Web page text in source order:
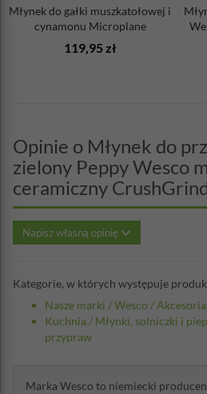
Młynek do gałki muszkatołowej i
cynamonu Microplane
119,95 zł
Opinie o Młynek do
zielony Peppy Wesco
ceramiczny
Napisz własną opinię
Kategorie, w których występuje
Nasze marki /Wesco /
Kuchnia / Młynki, solniczki i
przypraw
Marka Wesco to niemiecki